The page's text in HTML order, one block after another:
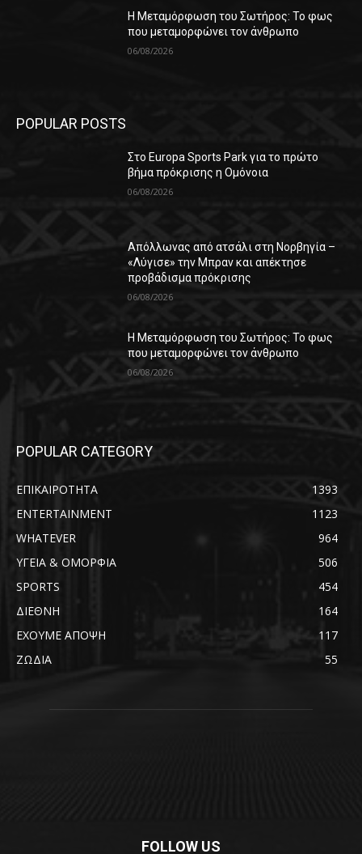
Η Μεταμόρφωση του Σωτήρος: Το φως
που μεταμορφώνει τον άνθρωπο
06/08/2026
POPULAR POSTS
Στο Europa Sports Park για το πρώτο
βήμα πρόκρισης η Ομόνοια
06/08/2026
Απόλλωνας από ατσάλι στη Νορβηγία –
«Λύγισε» την Μπραν και απέκτησε
προβάδισμα πρόκρισης
06/08/2026
Η Μεταμόρφωση του Σωτήρος: Το φως
που μεταμορφώνει τον άνθρωπο
06/08/2026
POPULAR CATEGORY
ΕΠΙΚΑΙΡΟΤΗΤΑ
1393
ENTERTAINMENT
1123
WHATEVER
964
ΥΓΕΙΑ & ΟΜΟΡΦΙΑ
506
SPORTS
454
ΔΙΕΘΝΗ
164
ΕΧΟΥΜΕ ΑΠΟΨΗ
117
ΖΩΔΙΑ
55
FOLLOW US